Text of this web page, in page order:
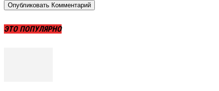
ЭТО ПОПУЛЯРНО